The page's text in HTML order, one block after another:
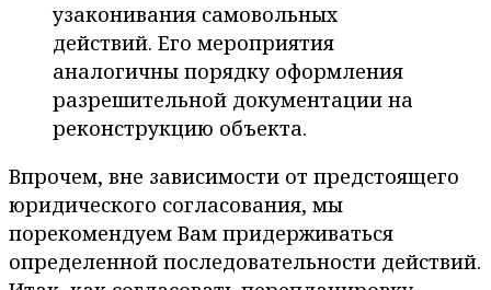
узаконивания самовольных
действий. Его мероприятия
аналогичны порядку оформления
разрешительной документации на
реконструкцию объекта.
Впрочем, вне зависимости от предстоящего
юридического согласования, мы
порекомендуем Вам придерживаться
определенной последовательности действий.